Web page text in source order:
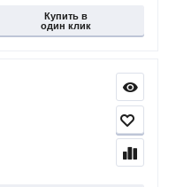
Купить в
один клик